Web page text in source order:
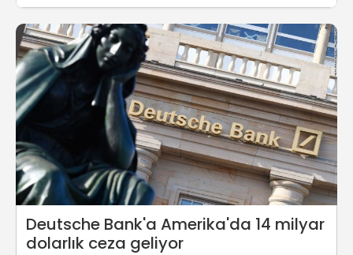
Mnuchin
Deutsche Bank'a Amerika'da 14 milyar
dolarlık ceza geliyor